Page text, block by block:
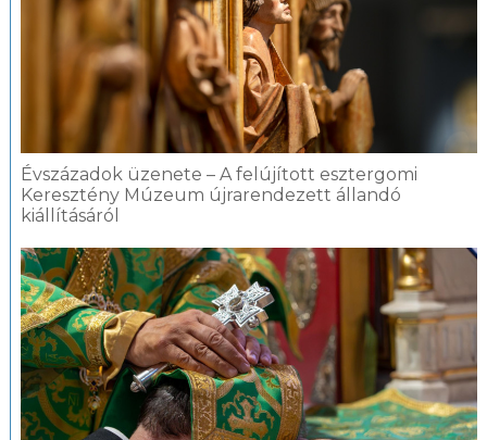
Évszázadok üzenete – A felújított esztergomi
Keresztény Múzeum újrarendezett állandó
kiállításáról